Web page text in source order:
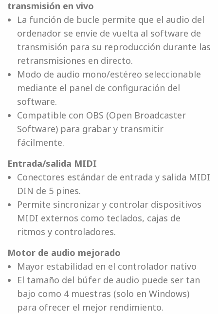
transmisión en vivo
La función de bucle permite que el audio del
ordenador se envíe de vuelta al software de
transmisión para su reproducción durante las
retransmisiones en directo.
Modo de audio mono/estéreo seleccionable
mediante el panel de configuración del
software.
Compatible con OBS (Open Broadcaster
Software) para grabar y transmitir
fácilmente.
Entrada/salida MIDI
Conectores estándar de entrada y salida MIDI
DIN de 5 pines.
Permite sincronizar y controlar dispositivos
MIDI externos como teclados, cajas de
ritmos y controladores.
Motor de audio mejorado
Mayor estabilidad en el controlador nativo
El tamaño del búfer de audio puede ser tan
bajo como 4 muestras (solo en Windows)
para ofrecer el mejor rendimiento.